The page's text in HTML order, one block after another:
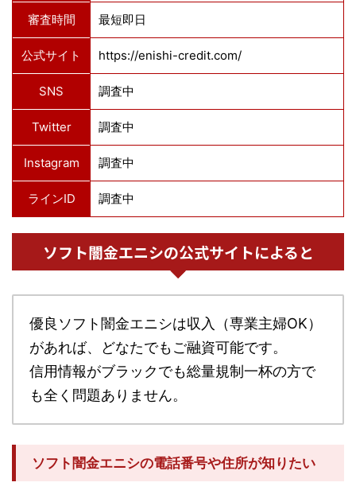
審査時間 最短即日
公式サイト https://enishi-credit.com/
SNS 調査中
Twitter 調査中
Instagram 調査中
ラインID 調査中
ソフト闇金エニシの公式サイトによると
優良ソフト闇金エニシは収入（専業主婦OK）
があれば、どなたでもご融資可能です。
信用情報がブラックでも総量規制一杯の方で
も全く問題ありません。
ソフト闇金エニシの電話番号や住所が知りたい